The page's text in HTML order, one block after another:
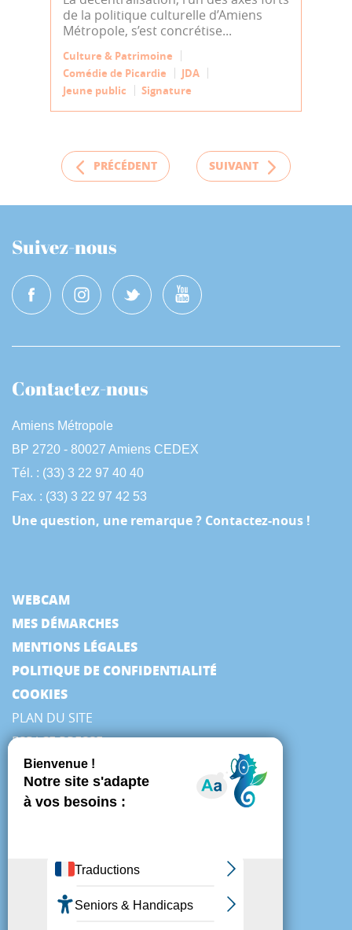
de la politique culturelle d’Amiens
Métropole, s’est concrétise...
Culture & Patrimoine
Comédie de Picardie
JDA
Jeune public
Signature
PRÉCÉDENT SUIVANT
Suivez-nous
Contactez-nous
Amiens Métropole
BP 2720 - 80027 Amiens CEDEX
Tél. : (33) 3 22 97 40 40
Fax. : (33) 3 22 97 42 53
Une question, une remarque ? Contactez-nous !
WEBCAM
MES DÉMARCHES
MENTIONS LÉGALES
POLITIQUE DE CONFIDENTIALITÉ
COOKIES
PLAN DU SITE
ESPACE PRESSE